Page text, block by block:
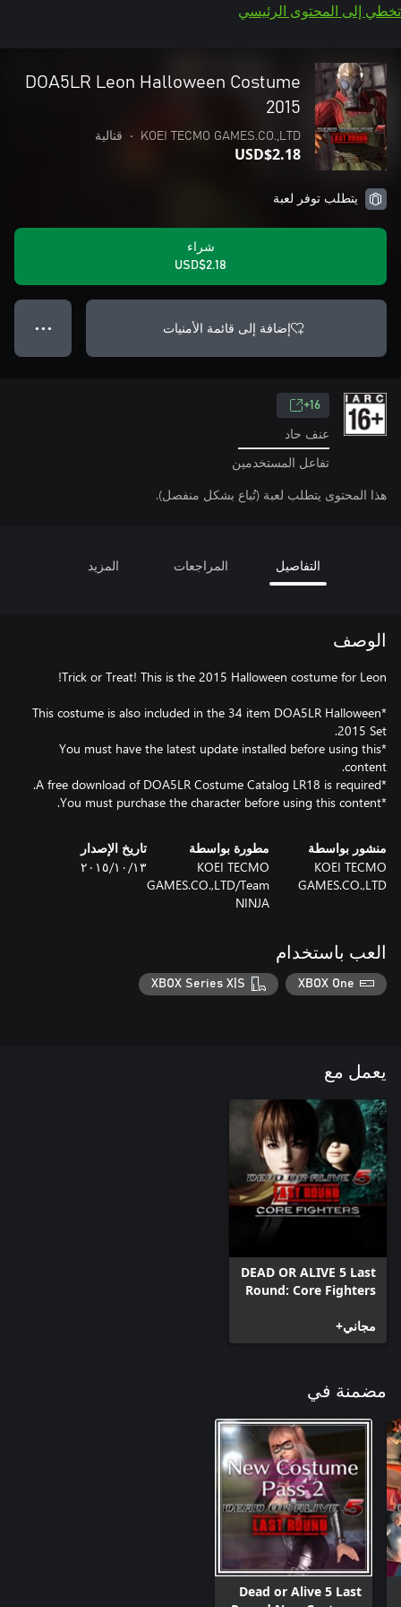
تخطي إلى المحتوى الرئيسي
DOA5LR Leon Halloween Costume
2015
KOEI TECMO GAMES.CO.,LTD
• قتالية
USD$2.18
يتطلب توفر لعبة
شراء
USD$2.18
إضافة إلى قائمة الأمنيات ● ● ●
16+
عنف حاد
تفاعل المستخدمين
هذا المحتوى يتطلب لعبة (تُباع بشكل منفصل).
التفاصيل المراجعات المزيد
الوصف
*This costume is also included in the 34 item DOA5LR Halloween
*You must have the latest update installed before using this
*You must purchase the character before using this content.
منشور بواسطة
KOEI TECMO
GAMES.CO.,LTD
مطورة بواسطة
KOEI TECMO
GAMES.CO.,LTD/Team
NINJA
تاريخ الإصدار
١٣‏/١٠‏/٢٠١٥
العب باستخدام
XBOX One
XBOX Series X|S
يعمل مع
DEAD OR ALIVE 5 Last
Round: Core Fighters
مجاني+
مضمنة في
Dead or Alive 5 Last